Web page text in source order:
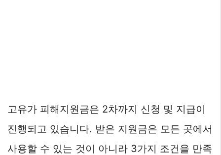
고유가 피해지원금은 2차까지 신청 및 지급이
진행되고 있습니다. 받은 지원금은 모든 곳에서
사용할 수 있는 것이 아니라 3가지 조건을 만족